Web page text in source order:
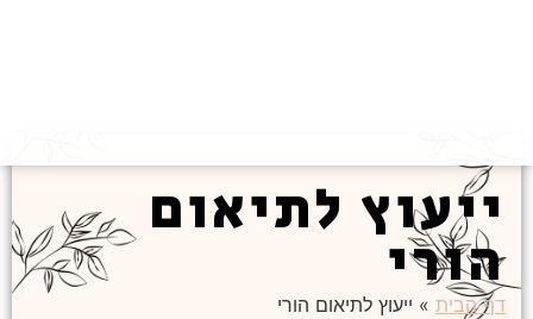
ייעוץ לתיאום
הורי
דף הבית» ייעוץ לתיאום הורי